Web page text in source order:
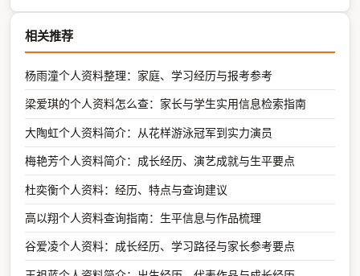
相关推荐
杨雨潼个人资料整理：家庭、学习经历与报考参考
梁爱琪的个人资料怎么查：家长与学生实用信息检索指南
大陶虹个人资料简介：从花样游泳冠军到实力演员
梅艳芳个人资料简介：成长经历、演艺成就与生平要点
杜奕衡个人资料：经历、特点与查询建议
高以翔个人资料查询指南：生平信息与作品梳理
谷爱凌个人资料：成长经历、学习路径与家长参考要点